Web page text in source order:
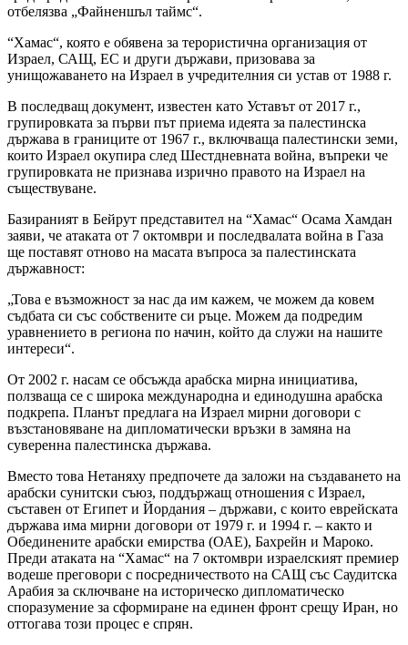
отбелязва „Файненшъл таймс“.
“Хамас“, която е обявена за терористична организация от
Израел, САЩ, ЕС и други държави, призовава за
унищожаването на Израел в учредителния си устав от 1988 г.
В последващ документ, известен като Уставът от 2017 г.,
групировката за първи път приема идеята за палестинска
държава в границите от 1967 г., включваща палестински земи,
които Израел окупира след Шестдневната война, въпреки че
групировката не признава изрично правото на Израел на
съществуване.
Базираният в Бейрут представител на “Хамас“ Осама Хамдан
заяви, че атаката от 7 октомври и последвалата война в Газа
ще поставят отново на масата въпроса за палестинската
държавност:
„Това е възможност за нас да им кажем, че можем да ковем
съдбата си със собствените си ръце. Можем да подредим
уравнението в региона по начин, който да служи на нашите
интереси“.
От 2002 г. насам се обсъжда арабска мирна инициатива,
ползваща се с широка международна и единодушна арабска
подкрепа. Планът предлага на Израел мирни договори с
възстановяване на дипломатически връзки в замяна на
суверенна палестинска държава.
Вместо това Нетаняху предпочете да заложи на създаването на
арабски сунитски съюз, поддържащ отношения с Израел,
съставен от Египет и Йордания – държави, с които еврейската
държава има мирни договори от 1979 г. и 1994 г. – както и
Обединените арабски емирства (ОАЕ), Бахрейн и Мароко.
Преди атаката на “Хамас“ на 7 октомври израелският премиер
водеше преговори с посредничеството на САЩ със Саудитска
Арабия за сключване на историческо дипломатическо
споразумение за сформиране на единен фронт срещу Иран, но
оттогава този процес е спрян.